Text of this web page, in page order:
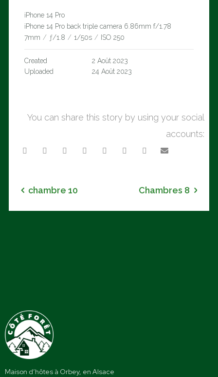
iPhone 14 Pro
iPhone 14 Pro back triple camera 6.86mm f/1.78
7mm / ƒ/1.8 / 1/50s / ISO 250
Created
2 Août 2023
Uploaded
24 Août 2023
You can share this story by using your social
accounts:
chambre 10 Chambres 8
Maison d’hôtes à Orbey, en Alsace